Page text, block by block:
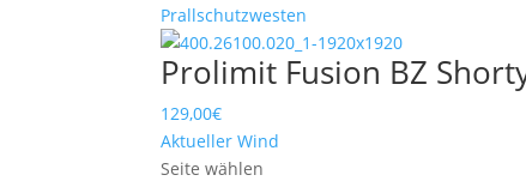
Prallschutzwesten
Prolimit Fusion BZ
129,00€
Aktueller Wind
Seite wählen